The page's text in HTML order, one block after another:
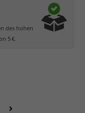
des hohen
5 €.